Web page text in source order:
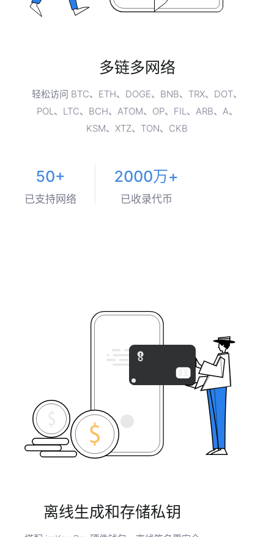
多链多网络
轻松访问 BTC、ETH、DOGE、BNB、TRX、DOT、
POL、LTC、BCH、ATOM、OP、FIL、ARB、A、
KSM、XTZ、TON、CKB
50+
已支持网络
2000万+
已收录代币
离线生成和存储私钥